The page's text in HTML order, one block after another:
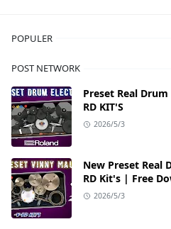
POPULER
POST NETWORK
Preset Real
RD KIT'S
2026/5/3
New Preset Real
RD Kit's | Free
2026/5/3